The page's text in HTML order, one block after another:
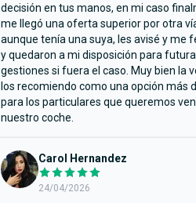
decisión en tus manos, en mi caso
me llegó una oferta superior por otra
aunque tenía una suya, les avisé y me
y quedaron a mi disposición para
gestiones si fuera el caso. Muy bien la
los recomiendo como una opción más
para los particulares que queremos
nuestro coche.
Carol Hernandez
24/04/2026